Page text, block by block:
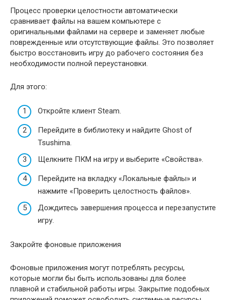
Процесс проверки целостности автоматически
сравнивает файлы на вашем компьютере с
оригинальными файлами на сервере и заменяет любые
поврежденные или отсутствующие файлы. Это позволяет
быстро восстановить игру до рабочего состояния без
необходимости полной переустановки.
Для этого:
Откройте клиент Steam.
Перейдите в библиотеку и найдите Ghost of
Tsushima.
Щелкните ПКМ на игру и выберите «Свойства».
Перейдите на вкладку «Локальные файлы» и
нажмите «Проверить целостность файлов».
Дождитесь завершения процесса и перезапустите
игру.
Закройте фоновые приложения
Фоновые приложения могут потреблять ресурсы,
которые могли бы быть использованы для более
плавной и стабильной работы игры. Закрытие подобных